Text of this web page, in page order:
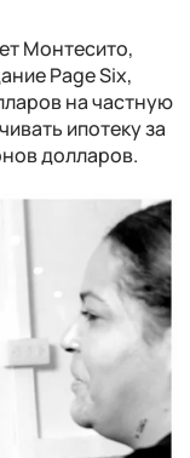
Монтесито,
Page Six,
на частную
ипотеку за
долларов.